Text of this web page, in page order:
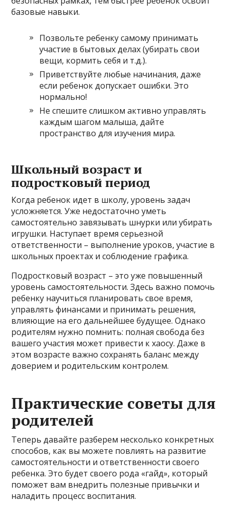
базовые навыки.
Позвольте ребенку самому принимать
участие в бытовых делах (убирать свои
вещи, кормить себя и т.д.).
Приветствуйте любые начинания, даже
если ребенок допускает ошибки. Это
нормально!
Не спешите слишком активно управлять
каждым шагом малыша, дайте
пространство для изучения мира.
Школьный возраст и
подростковый период
Когда ребенок идет в школу, уровень задач
усложняется. Уже недостаточно уметь
самостоятельно завязывать шнурки или убирать
игрушки. Наступает время серьезной
ответственности – выполнение уроков, участие в
школьных проектах и соблюдение графика.
Подростковый возраст – это уже повышенный
уровень самостоятельности. Здесь важно помочь
ребенку научиться планировать свое время,
управлять финансами и принимать решения,
влияющие на его дальнейшее будущее. Однако
родителям нужно помнить: полная свобода без
вашего участия может привести к хаосу. Даже в
этом возрасте важно сохранять баланс между
доверием и родительским контролем.
Практические советы для
родителей
Теперь давайте разберем несколько конкретных
способов, как вы можете повлиять на развитие
самостоятельности и ответственности своего
ребенка. Это будет своего рода «гайд», который
поможет вам внедрить полезные привычки и
наладить процесс воспитания.